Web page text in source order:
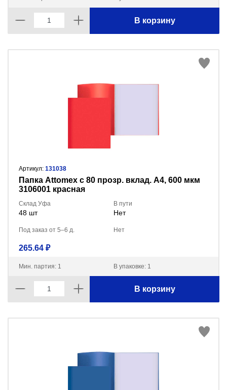
В корзину
Артикул: 131038
Папка Attomex с 80 прозр. вклад. A4, 600 мкм
3106001 красная
Склад Уфа
48 шт
В пути
Нет
Под заказ от 5–6 д. Нет
265.64 ₽
Мин. партия: 1 В упаковке: 1
В корзину